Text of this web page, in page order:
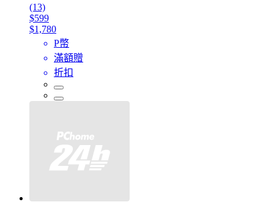
(13)
$599
$1,780
P幣
滿額贈
折扣